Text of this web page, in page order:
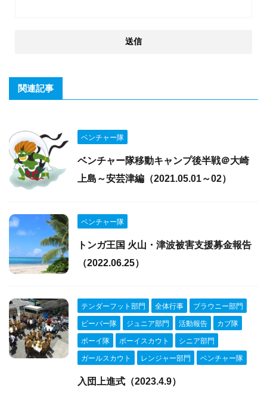
関連記事
ベンチャー隊
ベンチャー隊移動キャンプ後半戦＠大崎
上島～安芸津編（2021.05.01～02）
ベンチャー隊
トンガ王国 火山・津波被害支援募金報告
（2022.06.25）
テンダーフット部門 全体行事
ブラウニー部門
ビーバー隊
ジュニア部門 活動報告
カブ隊
ボーイ隊
ボーイスカウト
シニア部門
ガールスカウト
レンジャー部門 ベンチャー隊
入団上進式（2023.4.9）